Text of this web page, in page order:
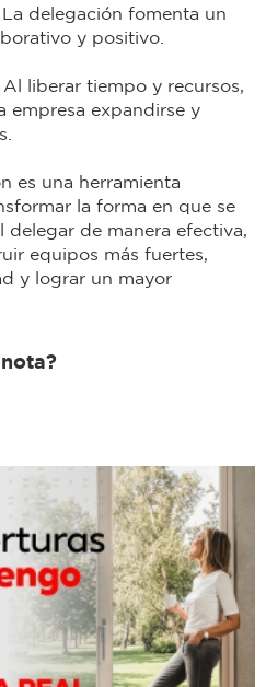
delegación fomenta un
y positivo.
liberar tiempo y recursos,
empresa expandirse y
es una herramienta
la forma en que se
delegar de manera efectiva,
equipos más fuertes,
y lograr un mayor